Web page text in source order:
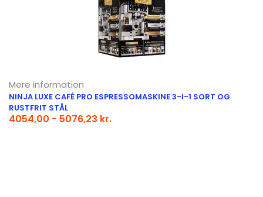
Mere information
NINJA LUXE CAFÉ PRO ESPRESSOMASKINE 3-I-1 SORT OG
RUSTFRIT STÅL
4054,00 - 5076,23 kr.